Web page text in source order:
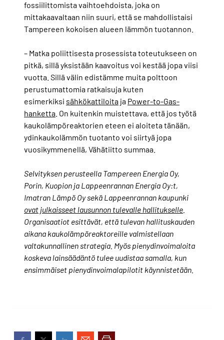
fossiilittomista vaihtoehdoista, joka on
mittakaavaltaan niin suuri, että se mahdollistaisi
Tampereen kokoisen alueen lämmön tuotannon.
– Matka poliittisesta prosessista toteutukseen on
pitkä, sillä yksistään kaavoitus voi kestää jopa viisi
vuotta. Sillä välin edistämme muita polttoon
perustumattomia ratkaisuja kuten
esimerkiksi sähkökattiloita ja Power-to-Gas-
hanketta . On kuitenkin muistettava, että jos työtä
kaukolämpöreaktorien eteen ei aloiteta tänään,
ydinkaukolämmön tuotanto voi siirtyä jopa
vuosikymmenellä, Vähätiitto summaa.
Selvityksen perusteella Tampereen Energia Oy,
Porin, Kuopion ja Lappeenrannan Energia Oy:t,
Imatran Lämpö Oy sekä Lappeenrannan kaupunki
ovat julkaisseet lausunnon tulevalle hallitukselle
Organisaatiot esittävät, että tulevan hallituskauden
aikana kaukolämpöreaktoreille valmistellaan
valtakunnallinen strategia. Myös pienydinvoimaloita
koskeva lainsäädäntö tulee uudistaa samalla, kun
ensimmäiset pienydinvoimalapilotit käynnistetään.